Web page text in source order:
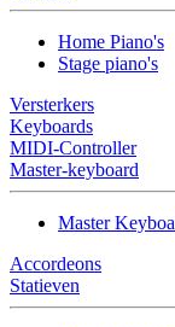
Home Piano's
Stage piano's
Versterkers
Keyboards
MIDI-Controller
Master-keyboard
Master
Accordeons
Statieven